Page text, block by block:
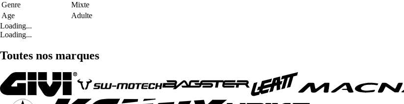
Genre
Mixte
Age
Adulte
Loading...
Loading...
Toutes nos marques